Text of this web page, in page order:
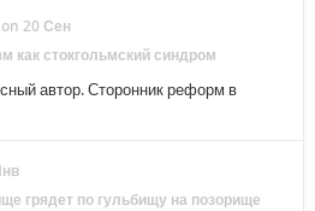
on 20 Сен
как стокгольмский синдром
автор. Сторонник реформ в
грядет по гульбищу на позорище